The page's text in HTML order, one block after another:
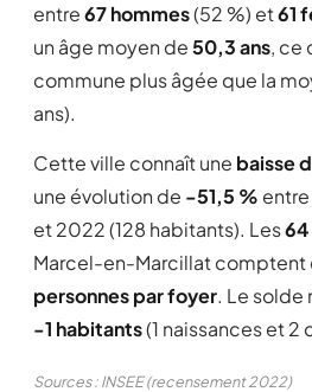
entre67 hommes(52 %) et61
un âge moyen de50,3 ans, ce
commune plus âgée que la
ans).
Cette ville connaît une baisse
une évolution de -51,5 %
et 2022 (128 habitants). Les64
Marcel-en-Marcillat comptent
personnes par foyer. Le solde
-1 habitants(1 naissances et 2
Sources : INSEE (recensement 2022)